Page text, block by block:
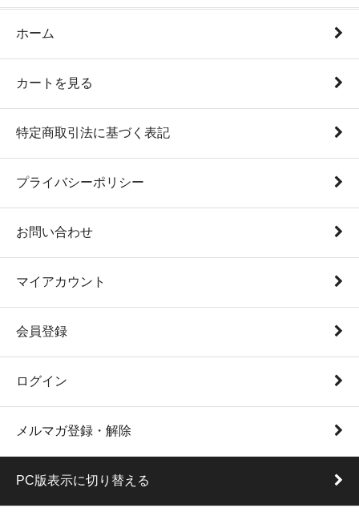
ホーム
カートを見る
特定商取引法に基づく表記
プライバシーポリシー
お問い合わせ
マイアカウント
会員登録
ログイン
メルマガ登録・解除
PC版表示に切り替える